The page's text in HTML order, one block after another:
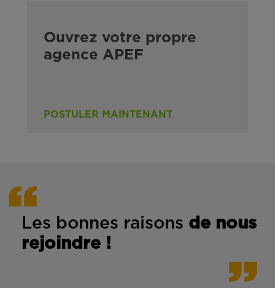
Ouvrez votre propre
agence APEF
POSTULER MAINTENANT
Les bonnes raisons de nous
rejoindre !